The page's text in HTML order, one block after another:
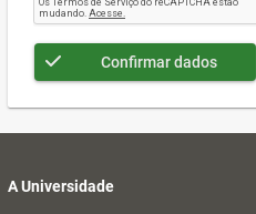
Confirmar dados
A Universidade